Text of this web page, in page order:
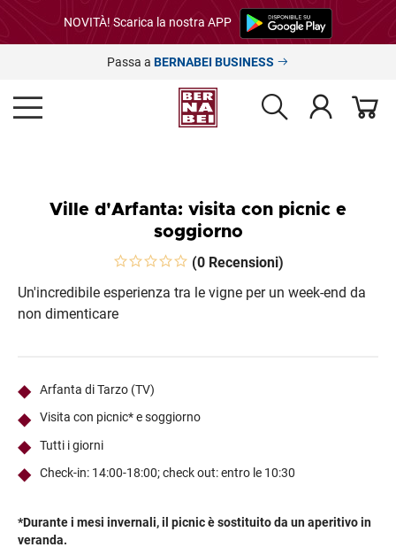
NOVITÀ! Scarica la nostra APP
Passa a BERNABEI BUSINESS
Ville d'Arfanta: visita con picnic e
soggiorno
(0 Recensioni)
Un'incredibile esperienza tra le vigne per un week-end da
non dimenticare
Arfanta di Tarzo (TV)
Visita con picnic* e soggiorno
Tutti i giorni
Check-in: 14:00-18:00; check out: entro le 10:30
*Durante i mesi invernali, il picnic è sostituito da un aperitivo in
veranda.